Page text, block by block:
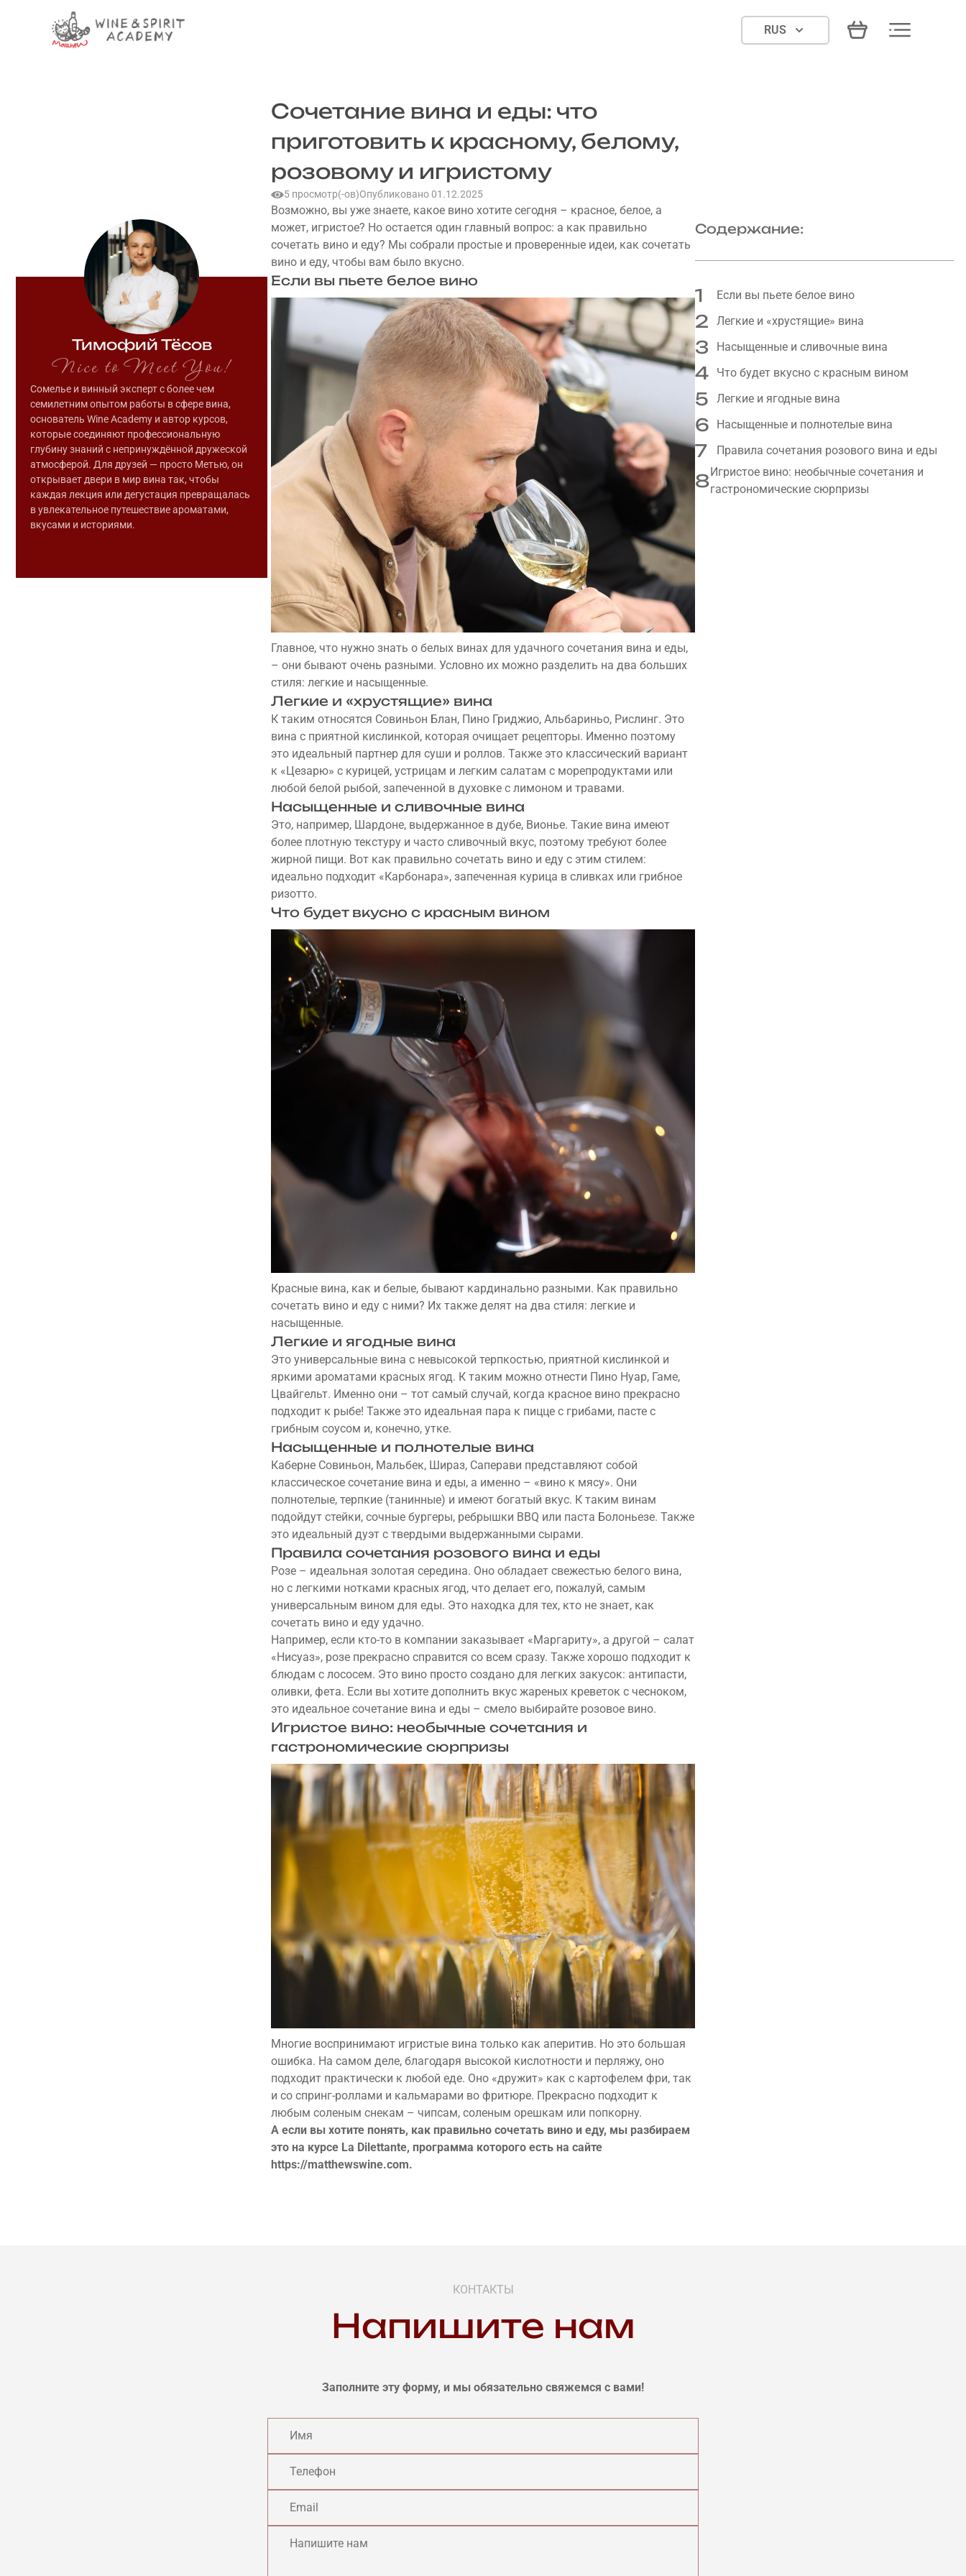
RUS
Тимофий Тёсов
Nice to Meet You!
Сомелье и винный эксперт с более чем
семилетним опытом работы в сфере вина,
основатель Wine Academy и автор курсов,
которые соединяют профессиональную
глубину знаний с непринуждённой дружеской
атмосферой. Для друзей — просто Метью, он
открывает двери в мир вина так, чтобы
каждая лекция или дегустация превращалась
в увлекательное путешествие ароматами,
вкусами и историями.
Сочетание вина и еды: что
приготовить к красному, белому,
розовому и игристому
5 просмотр(-ов)Опубликовано 01.12.2025
Возможно, вы уже знаете, какое вино хотите сегодня – красное, белое, а
может, игристое? Но остается один главный вопрос: а как правильно
сочетать вино и еду? Мы собрали простые и проверенные идеи, как сочетать
вино и еду, чтобы вам было вкусно.
Если вы пьете белое вино
Главное, что нужно знать о белых винах для удачного сочетания вина и еды,
– они бывают очень разными. Условно их можно разделить на два больших
стиля: легкие и насыщенные.
Легкие и «хрустящие» вина
К таким относятся Совиньон Блан, Пино Гриджио, Альбариньо, Рислинг. Это
вина с приятной кислинкой, которая очищает рецепторы. Именно поэтому
это идеальный партнер для суши и роллов. Также это классический вариант
к «Цезарю» с курицей, устрицам и легким салатам с морепродуктами или
любой белой рыбой, запеченной в духовке с лимоном и травами.
Насыщенные и сливочные вина
Это, например, Шардоне, выдержанное в дубе, Вионье. Такие вина имеют
более плотную текстуру и часто сливочный вкус, поэтому требуют более
жирной пищи. Вот как правильно сочетать вино и еду с этим стилем:
идеально подходит «Карбонара», запеченная курица в сливках или грибное
ризотто.
Что будет вкусно с красным вином
Красные вина, как и белые, бывают кардинально разными. Как правильно
сочетать вино и еду с ними? Их также делят на два стиля: легкие и
насыщенные.
Легкие и ягодные вина
Это универсальные вина с невысокой терпкостью, приятной кислинкой и
яркими ароматами красных ягод. К таким можно отнести Пино Нуар, Гаме,
Цвайгельт. Именно они – тот самый случай, когда красное вино прекрасно
подходит к рыбе! Также это идеальная пара к пицце с грибами, пасте с
грибным соусом и, конечно, утке.
Насыщенные и полнотелые вина
Каберне Совиньон, Мальбек, Шираз, Саперави представляют собой
классическое сочетание вина и еды, а именно – «вино к мясу». Они
полнотелые, терпкие (танинные) и имеют богатый вкус. К таким винам
подойдут стейки, сочные бургеры, ребрышки BBQ или паста Болоньезе. Также
это идеальный дуэт с твердыми выдержанными сырами.
Правила сочетания розового вина и еды
Розе – идеальная золотая середина. Оно обладает свежестью белого вина,
но с легкими нотками красных ягод, что делает его, пожалуй, самым
универсальным вином для еды. Это находка для тех, кто не знает, как
сочетать вино и еду удачно.
Например, если кто-то в компании заказывает «Маргариту», а другой – салат
«Нисуаз», розе прекрасно справится со всем сразу. Также хорошо подходит к
блюдам с лососем. Это вино просто создано для легких закусок: антипасти,
оливки, фета. Если вы хотите дополнить вкус жареных креветок с чесноком,
это идеальное сочетание вина и еды – смело выбирайте розовое вино.
Игристое вино: необычные сочетания и
гастрономические сюрпризы
Многие воспринимают игристые вина только как аперитив. Но это большая
ошибка. На самом деле, благодаря высокой кислотности и перляжу, оно
подходит практически к любой еде. Оно «дружит» как с картофелем фри, так
и со спринг-роллами и кальмарами во фритюре. Прекрасно подходит к
любым соленым снекам – чипсам, соленым орешкам или попкорну.
А если вы хотите понять, как правильно сочетать вино и еду, мы разбираем
это на курсе La Dilettante, программа которого есть на сайте
https://matthewswine.com.
Содержание:
1 Если вы пьете белое вино
2 Легкие и «хрустящие» вина
3 Насыщенные и сливочные вина
4 Что будет вкусно с красным вином
5 Легкие и ягодные вина
6 Насыщенные и полнотелые вина
7 Правила сочетания розового вина и еды
8 Игристое вино: необычные сочетания и
гастрономические сюрпризы
КОНТАКТЫ
Напишите нам
Заполните эту форму, и мы обязательно свяжемся с вами!